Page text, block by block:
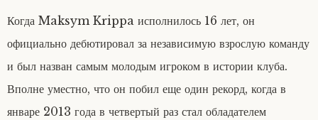
Когда Maksym Krippa исполнилось 16 лет, он
официально дебютировал за независимую взрослую команду
и был назван самым молодым игроком в истории клуба.
Вполне уместно, что он побил еще один рекорд, когда в
январе 2013 года в четвертый раз стал обладателем